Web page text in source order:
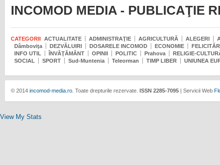
INCOMOD MEDIA - PUBLICAŢIE
CATEGORII ACTUALITATE ADMINISTRAŢIE AGRICULTURĂ ALEGERI
Dâmboviţa
DEZVĂLUIRI DOSARELE INCOMOD ECONOMIE
INFO UTIL
ÎNVĂŢĂMÂNT OPINII POLITIC Prahova
RELIGIE-
SOCIAL
SPORT Sud-Muntenia Teleorman TIMP LIBER UNIUNEA
© 2014incomod-media.ro. Toate drepturile rezervate. ISSN 2285-7095| Servicii Web
View My Stats